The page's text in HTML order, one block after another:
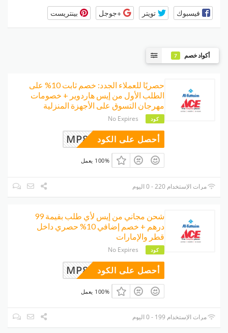
فيسبوك تويتر +جوجل بينتريست
أكواد خصم 7
حصريًا للعملاء الجدد: خصم ثابت 10% على
الطلب الأول من إيس هاردوير + خصومات
مهرجان التسوق على الأجهزة المنزلية
كود No Expires
MP8UDQJأحصل على الكود
100% يعمل
مرات الإستخدام 220 - 0 اليوم
شحن مجاني من إيس لأي طلب بقيمة 99
درهم + خصم إضافي 10% حصري داخل
قطر والإمارات
كود No Expires
MP8UDQJأحصل على الكود
100% يعمل
مرات الإستخدام 199 - 0 اليوم